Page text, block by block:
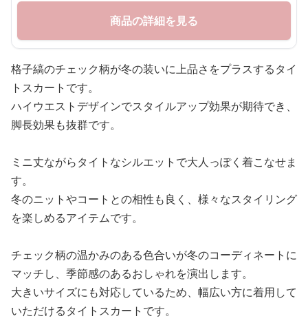
商品の詳細を見る
格子縞のチェック柄が冬の装いに上品さをプラスするタイ
トスカートです。
ハイウエストデザインでスタイルアップ効果が期待でき、
脚長効果も抜群です。
ミニ丈ながらタイトなシルエットで大人っぽく着こなせま
す。
冬のニットやコートとの相性も良く、様々なスタイリング
を楽しめるアイテムです。
チェック柄の温かみのある色合いが冬のコーディネートに
マッチし、季節感のあるおしゃれを演出します。
大きいサイズにも対応しているため、幅広い方に着用して
いただけるタイトスカートです。